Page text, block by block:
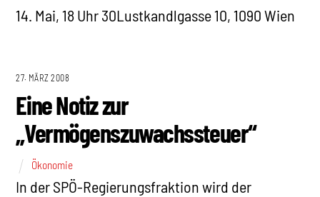
14. Mai, 18 Uhr 30Lustkandlgasse 10, 1090 Wien
27. MÄRZ 2008
Eine Notiz zur
„Vermögenszuwachssteuer“
Ökonomie
In der SPÖ-Regierungsfraktion wird der